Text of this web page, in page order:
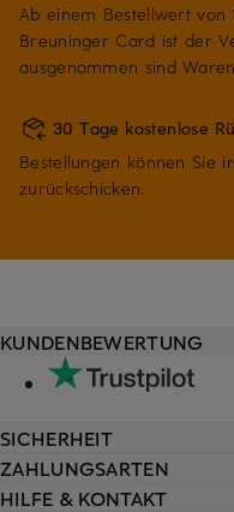
Ab einem Bestellwert
Breuninger Card ist der
ausgenommen sind
30 Tage kostenlose
Bestellungen können Sie
zurückschicken.
HILFE & KONTAKT
KUNDENBEWERTUNG
SICHERHEIT
ZAHLUNGSARTEN